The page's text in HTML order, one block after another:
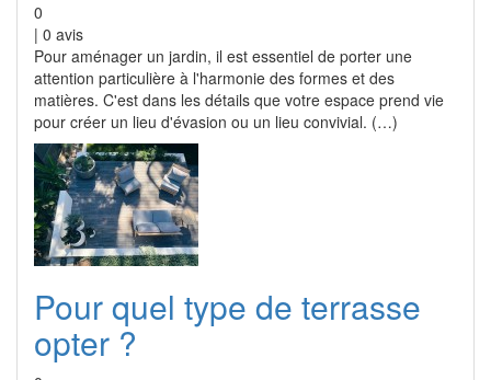
0
| 0 avis
Pour aménager un jardin, il est essentiel de porter une
attention particulière à l'harmonie des formes et des
matières. C'est dans les détails que votre espace prend vie
pour créer un lieu d'évasion ou un lieu convivial. (…)
Pour quel type de terrasse
opter ?